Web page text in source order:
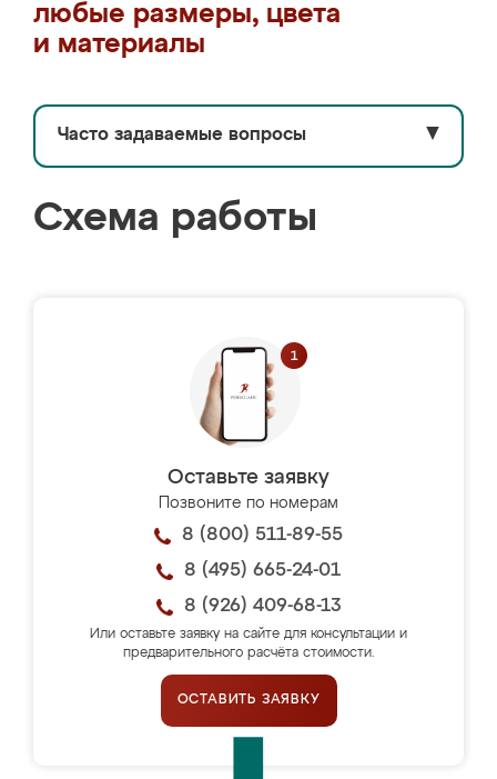
любые размеры, цвета
и материалы
Часто задаваемые вопросы ▼
Схема работы
Оставьте заявку
Позвоните по номерам
8 (800) 511-89-55
8 (495) 665-24-01
8 (926) 409-68-13
Или оставьте заявку на сайте для консультации и
предварительного расчёта стоимости.
ОСТАВИТЬ ЗАЯВКУ